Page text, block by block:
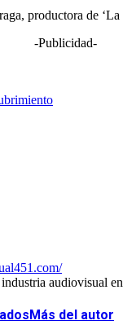
productora de ‘La
-Publicidad-
audiovisual
Más del autor